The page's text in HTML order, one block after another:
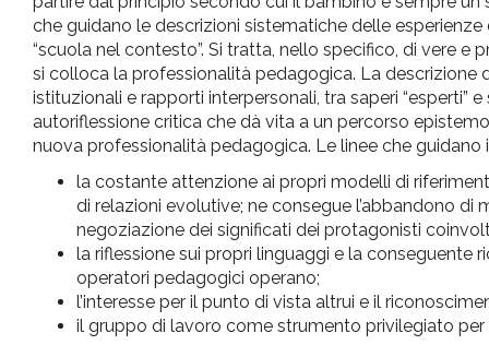
che guidano le descrizioni sistematiche delle
“scuola nel contesto”. Si tratta, nello specifico, di vere
si colloca la professionalità pedagogica. La descrizione
istituzionali e rapporti interpersonali, tra saperi “esperti”
autoriflessione critica che dà vita a un percorso
nuova professionalità pedagogica. Le linee che
la costante attenzione ai propri modelli di
di relazioni evolutive; ne consegue l’abbandono
negoziazione dei significati dei protagonisti
la riflessione sui propri linguaggi e la conseguente
operatori pedagogici operano;
l’interesse per il punto di vista altrui e il
il gruppo di lavoro come strumento privilegiato